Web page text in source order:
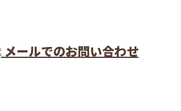
メールでのお問い合わせ